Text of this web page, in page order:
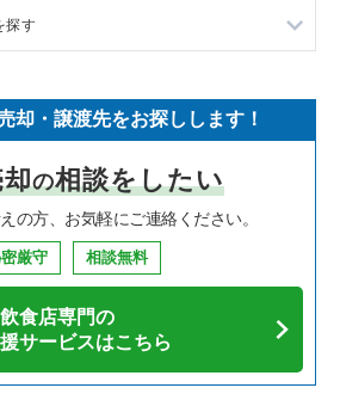
案件一覧
の案件一覧
の案件一覧
居抜き売却物件の案件一覧
件の案件一覧
売却物件の案件一覧
売却物件の案件一覧
抜き売却物件の案件一覧
き売却物件の案件一覧
き売却物件の案件一覧
き売却物件の案件一覧
き売却物件の案件一覧
居抜き売却物件の案件一覧
抜き売却物件の案件一覧
抜き売却物件の案件一覧
居抜き売却物件の案件一覧
の居抜き売却物件の案件一覧
き売却物件の案件一覧
き売却物件の案件一覧
の居抜き売却物件の案件一覧
売却物件の案件一覧
の居抜き売却物件の案件一覧
売却物件の案件一覧
好み焼の居抜き売却物件の案件一覧
探す
の居抜き売却物件の案件一覧
売却物件の案件一覧
ニングバーの居抜き売却物件の案件一覧
売却物件の案件一覧
き売却物件の案件一覧
却・譲渡先をお探しします！
の相談をしたい
の方、お気軽にご連絡ください。
厳守 相談無料
飲食店専門の
サービスはこちら